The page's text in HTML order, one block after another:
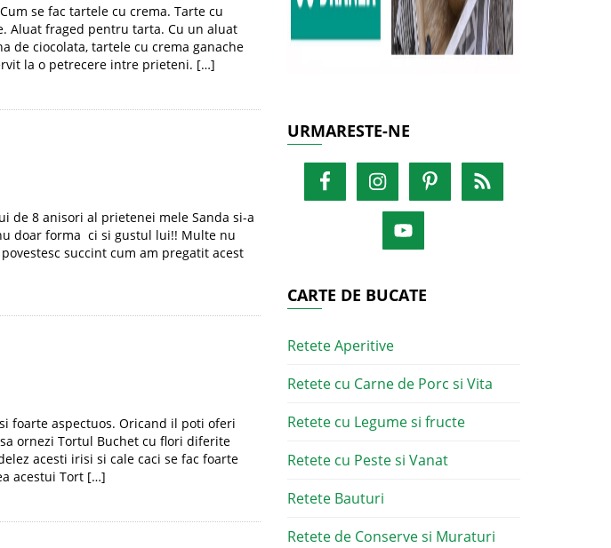
se fac tartele cu crema. Tarte cu
Aluat fraged pentru tarta. Cu un aluat
de ciocolata, tartele cu crema ganache
la o petrecere intre prieteni. […]
de 8 anisori al prietenei mele Sanda si-a
doar forma ci si gustul lui!! Multe nu
succint cum am pregatit acest
foarte aspectuos. Oricand il poti oferi
ornezi Tortul Buchet cu flori diferite
acesti irisi si cale caci se fac foarte
acestui Tort […]
URMARESTE-NE
CARTE DE BUCATE
Retete Aperitive
Retete cu Carne de Porc si Vita
Retete cu Legume si fructe
Retete cu Peste si Vanat
Retete Bauturi
Retete de Conserve si Muraturi